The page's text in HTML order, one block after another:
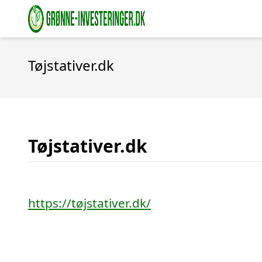
Tøjstativer.dk
Tøjstativer.dk
https://tøjstativer.dk/